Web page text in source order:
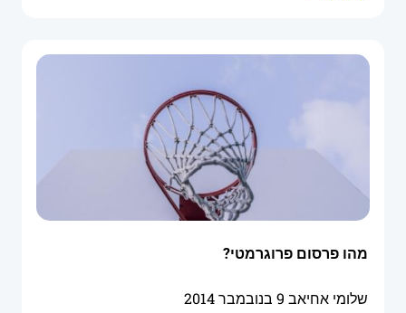
מהו פרסום פרוגרמטי?
שלומי אחיאב 9 בנובמבר 2014